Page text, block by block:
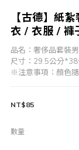
【古德】紙
衣 / 衣服 / 褲
品名：奢侈品套裝
尺寸：29.5公分
※注意事項：顏色
NT$85
數量